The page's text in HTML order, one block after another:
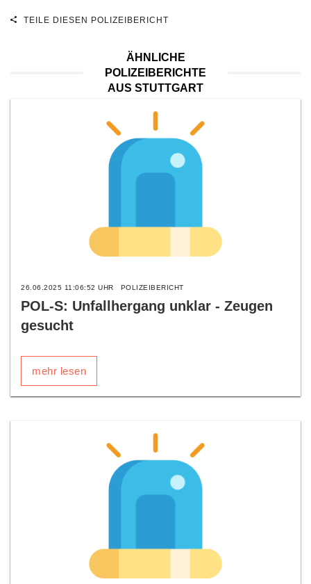
TEILE DIESEN POLIZEIBERICHT
ÄHNLICHE
POLIZEIBERICHTE
AUS STUTTGART
26.06.2025 11:06:52 UHR POLIZEIBERICHT
POL-S: Unfallhergang unklar - Zeugen
gesucht
mehr lesen